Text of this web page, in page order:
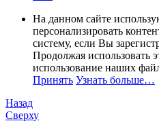
На данном сайте
персонализировать
систему, если Вы
Продолжая использовать
использование наших
Принять Узнать больше…
Назад
Сверху